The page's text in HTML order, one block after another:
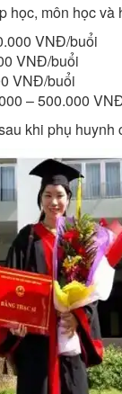
học, môn học
VNĐ/buổi
VNĐ/buổi
VNĐ/buổi
– 500.000
khi phụ